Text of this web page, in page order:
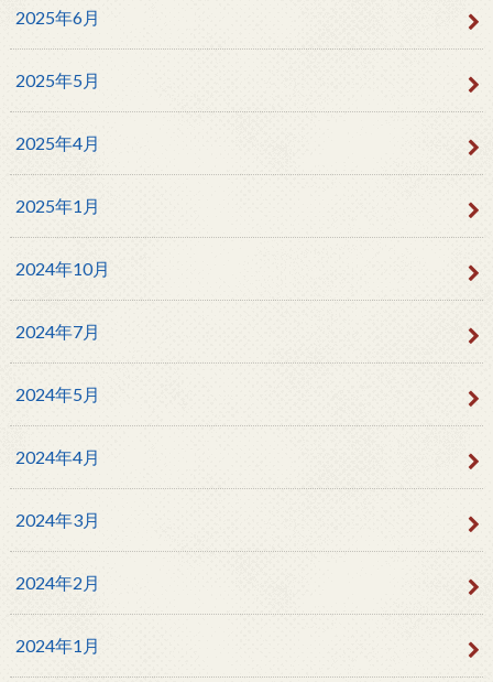
2025年6月
2025年5月
2025年4月
2025年1月
2024年10月
2024年7月
2024年5月
2024年4月
2024年3月
2024年2月
2024年1月